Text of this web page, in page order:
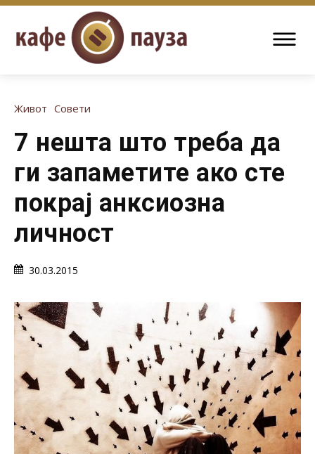
Живот Совети
7 нешта што треба да
ги запаметите ако сте
покрај анксиозна
личност
30.03.2015